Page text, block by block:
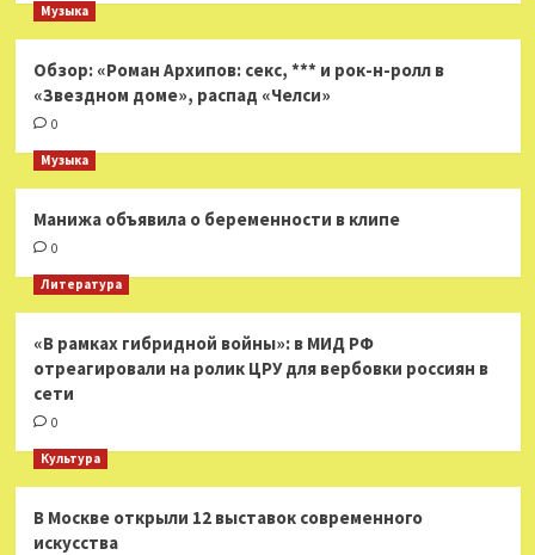
Музыка
Обзор: «Роман Архипов: секс, *** и рок-н-ролл в
«Звездном доме», распад «Челси»
0
Музыка
Манижа объявила о беременности в клипе
0
Литература
«В рамках гибридной войны»: в МИД РФ
отреагировали на ролик ЦРУ для вербовки россиян в
сети
0
Культура
В Москве открыли 12 выставок современного
искусства